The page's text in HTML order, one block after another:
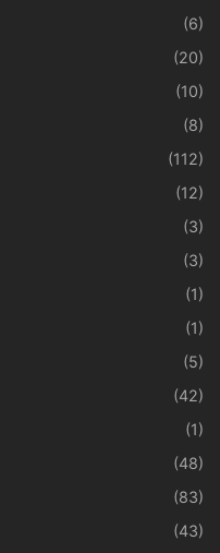
(6)
(20)
(10)
(8)
(112)
(12)
(3)
(3)
(1)
(1)
(5)
(42)
(1)
(48)
(83)
(43)